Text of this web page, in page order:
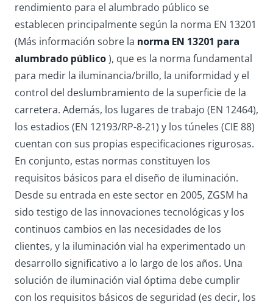
rendimiento para el alumbrado público se
establecen principalmente según la norma EN 13201
(Más información sobre la norma EN 13201 para
alumbrado público), que es la norma fundamental
para medir la iluminancia/brillo, la uniformidad y el
control del deslumbramiento de la superficie de la
carretera. Además, los lugares de trabajo (EN 12464),
los estadios (EN 12193/RP-8-21) y los túneles (CIE 88)
cuentan con sus propias especificaciones rigurosas.
En conjunto, estas normas constituyen los
requisitos básicos para el diseño de iluminación.
Desde su entrada en este sector en 2005, ZGSM ha
sido testigo de las innovaciones tecnológicas y los
continuos cambios en las necesidades de los
clientes, y la iluminación vial ha experimentado un
desarrollo significativo a lo largo de los años. Una
solución de iluminación vial óptima debe cumplir
con los requisitos básicos de seguridad (es decir, los